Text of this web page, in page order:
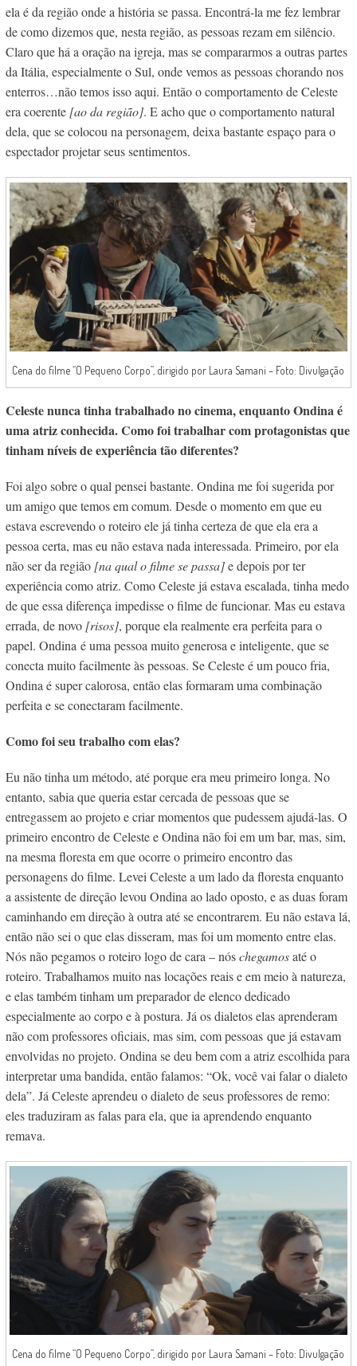
ela é da região onde a história se passa. Encontrá-la me fez lembrar
de como dizemos que, nesta região, as pessoas rezam em silêncio.
Claro que há a oração na igreja, mas se compararmos a outras partes
da Itália, especialmente o Sul, onde vemos as pessoas chorando nos
enterros…não temos isso aqui. Então o comportamento de Celeste
era coerente [ao da região]. E acho que o comportamento natural
dela, que se colocou na personagem, deixa bastante espaço para o
espectador projetar seus sentimentos.
Cena do filme “O Pequeno Corpo”, dirigido por Laura Samani – Foto: Divulgação
Celeste nunca tinha trabalhado no cinema, enquanto Ondina é
uma atriz conhecida. Como foi trabalhar com protagonistas que
tinham níveis de experiência tão diferentes?
Foi algo sobre o qual pensei bastante. Ondina me foi sugerida por
um amigo que temos em comum. Desde o momento em que eu
estava escrevendo o roteiro ele já tinha certeza de que ela era a
pessoa certa, mas eu não estava nada interessada. Primeiro, por ela
não ser da região [na qual o filme se passa]e depois por ter
experiência como atriz. Como Celeste já estava escalada, tinha medo
de que essa diferença impedisse o filme de funcionar. Mas eu estava
errada, de novo [risos], porque ela realmente era perfeita para o
papel. Ondina é uma pessoa muito generosa e inteligente, que se
conecta muito facilmente às pessoas. Se Celeste é um pouco fria,
Ondina é super calorosa, então elas formaram uma combinação
perfeita e se conectaram facilmente.
Como foi seu trabalho com elas?
Eu não tinha um método, até porque era meu primeiro longa. No
entanto, sabia que queria estar cercada de pessoas que se
entregassem ao projeto e criar momentos que pudessem ajudá-las. O
primeiro encontro de Celeste e Ondina não foi em um bar, mas, sim,
na mesma floresta em que ocorre o primeiro encontro das
personagens do filme. Levei Celeste a um lado da floresta enquanto
a assistente de direção levou Ondina ao lado oposto, e as duas foram
caminhando em direção à outra até se encontrarem. Eu não estava lá,
então não sei o que elas disseram, mas foi um momento entre elas.
Nós não pegamos o roteiro logo de cara – nóschegamosaté o
roteiro. Trabalhamos muito nas locações reais e em meio à natureza,
e elas também tinham um preparador de elenco dedicado
especialmente ao corpo e à postura. Já os dialetos elas aprenderam
não com professores oficiais, mas sim, com pessoas que já estavam
envolvidas no projeto. Ondina se deu bem com a atriz escolhida para
interpretar uma bandida, então falamos: “Ok, você vai falar o dialeto
dela”. Já Celeste aprendeu o dialeto de seus professores de remo:
eles traduziram as falas para ela, que ia aprendendo enquanto
remava.
Cena do filme “O Pequeno Corpo”, dirigido por Laura Samani – Foto: Divulgação